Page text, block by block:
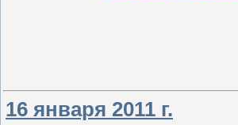
16 января 2011 г.